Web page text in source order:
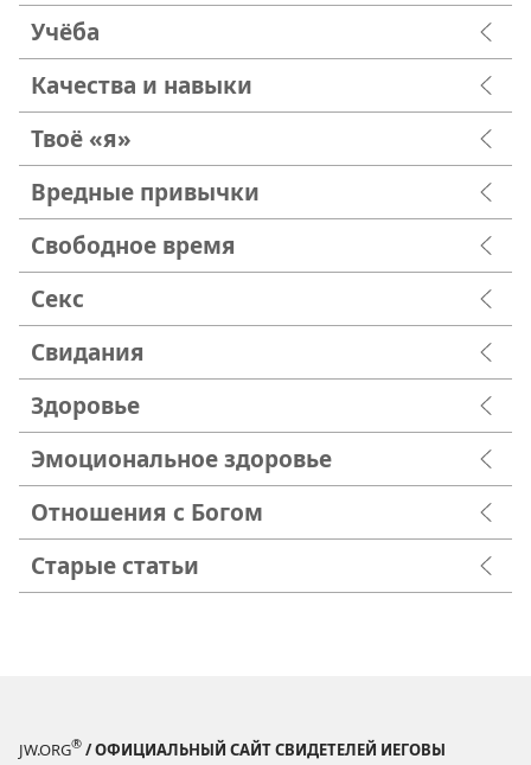
Учёба
Качества и навыки
Твоё «я»
Вредные привычки
Свободное время
Секс
Свидания
Здоровье
Эмоциональное здоровье
Отношения с Богом
Старые статьи
JW.ORG® / ОФИЦИАЛЬНЫЙ САЙТ СВИДЕТЕЛЕЙ ИЕГОВЫ